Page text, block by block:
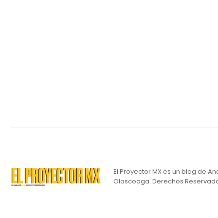
El Proyector MX es un blog de
Olascoaga. Derechos